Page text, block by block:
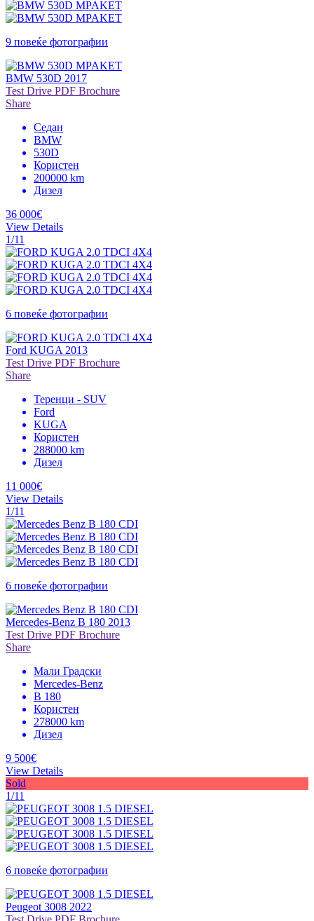
9 повеќе фотографии
BMW 530D 2017
Test Drive PDF Brochure
Share
Седан
BMW
530D
Користен
200000 km
Дизел
36 000€
View Details
1/11
6 повеќе фотографии
Ford KUGA 2013
Test Drive PDF Brochure
Share
Теренци - SUV
Ford
KUGA
Користен
288000 km
Дизел
11 000€
View Details
1/11
6 повеќе фотографии
Mercedes-Benz B 180 2013
Test Drive PDF Brochure
Share
Мали Градски
Mercedes-Benz
B 180
Користен
278000 km
Дизел
9 500€
View Details
Sold
1/11
6 повеќе фотографии
Peugeot 3008 2022